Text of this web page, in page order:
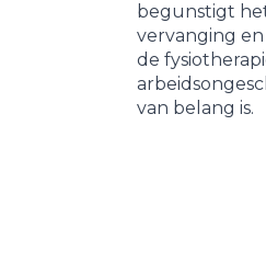
begunstigt
vervanging
de
van belang is.